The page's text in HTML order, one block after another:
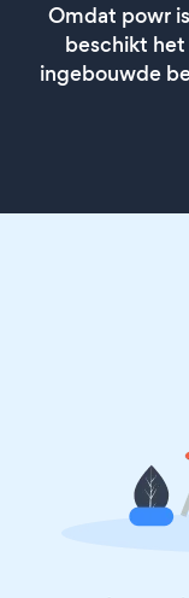
Omdat powr
beschikt
ingebouwde